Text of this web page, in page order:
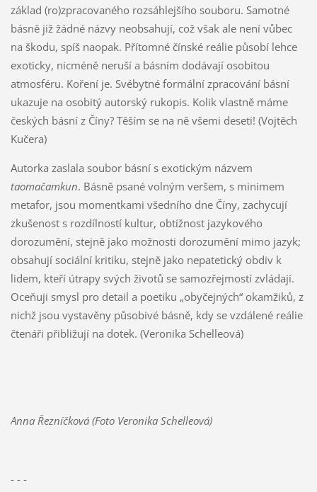
základ (ro)zpracovaného rozsáhlejšího souboru. Samotné
básně již žádné názvy neobsahují, což však ale není vůbec
na škodu, spíš naopak. Přítomné čínské reálie působí lehce
exoticky, nicméně neruší a básním dodávají osobitou
atmosféru. Koření je. Svébytné formální zpracování básní
ukazuje na osobitý autorský rukopis. Kolik vlastně máme
českých básní z Číny? Těším se na ně všemi deseti! (Vojtěch
Kučera)
Autorka zaslala soubor básní s exotickým názvem
taomačamkun. Básně psané volným veršem, s minimem
metafor, jsou momentkami všedního dne Číny, zachycují
zkušenost s rozdílností kultur, obtížnost jazykového
dorozumění, stejně jako možnosti dorozumění mimo jazyk;
obsahují sociální kritiku, stejně jako nepatetický obdiv k
lidem, kteří útrapy svých životů se samozřejmostí zvládají.
Oceňuji smysl pro detail a poetiku „obyčejných“ okamžiků, z
nichž jsou vystavěny působivé básně, kdy se vzdálené reálie
čtenáři přibližují na dotek. (Veronika Schelleová)
Anna Řezníčková (Foto Veronika Schelleová)
- - -